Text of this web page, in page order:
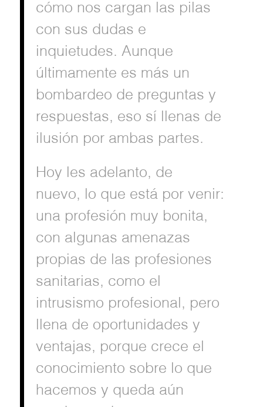
cómo nos cargan las pilas
con sus dudas e
inquietudes. Aunque
últimamente es más un
bombardeo de preguntas y
respuestas, eso sí llenas de
ilusión por ambas partes.
Hoy les adelanto, de
nuevo, lo que está por venir:
una profesión muy bonita,
con algunas amenazas
propias de las profesiones
sanitarias, como el
intrusismo profesional, pero
llena de oportunidades y
ventajas, porque crece el
conocimiento sobre lo que
hacemos y queda aún